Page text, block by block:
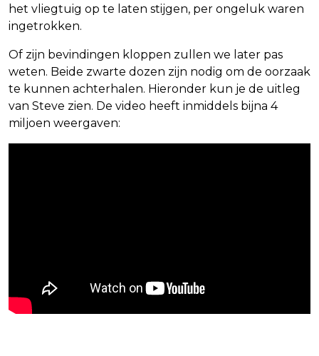
het vliegtuig op te laten stijgen, per ongeluk waren
ingetrokken.
Of zijn bevindingen kloppen zullen we later pas
weten. Beide zwarte dozen zijn nodig om de oorzaak
te kunnen achterhalen. Hieronder kun je de uitleg
van Steve zien. De video heeft inmiddels bijna 4
miljoen weergaven: